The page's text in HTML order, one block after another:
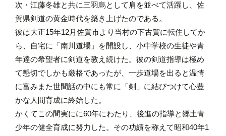
次・江藤冬雄と共に三羽烏として肩を並べて活躍し、佐
賀県剣道の黄金時代を築き上げたのである。
彼は大正15年12月佐賀市より当村の下古賀に転住してか
ら、自宅に「南川道場」を開設し、小中学校の生徒や青
年達の希望者に剣道を教え続けた。彼の剣道指導は極め
て懇切でしかも厳格であったが、一歩道場を出ると温情
に富みまた世間話の中にも常に「剣」に結びつけて心豊
かな人間育成に終始した。
かくてこの間実にに60年にわたり、後進の指導と郷土青
少年の健全育成に努力した。その功績を称えて昭和40年1